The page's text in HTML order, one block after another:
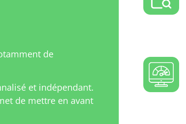
de
et indépendant.
de mettre en avant